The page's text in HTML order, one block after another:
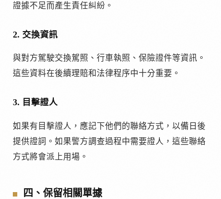
證據不足而產生責任糾紛。
2. 交換資訊
與對方駕駛交換駕照、行車執照、保險證件等資訊。
這些資料在後續理賠和法律程序中十分重要。
3. 目擊證人
如果有目擊證人，應記下他們的聯絡方式，以備日後
提供證詞。如果警方調查過程中需要證人，這些聯絡
方式將會派上用場。
四、保留相關單據